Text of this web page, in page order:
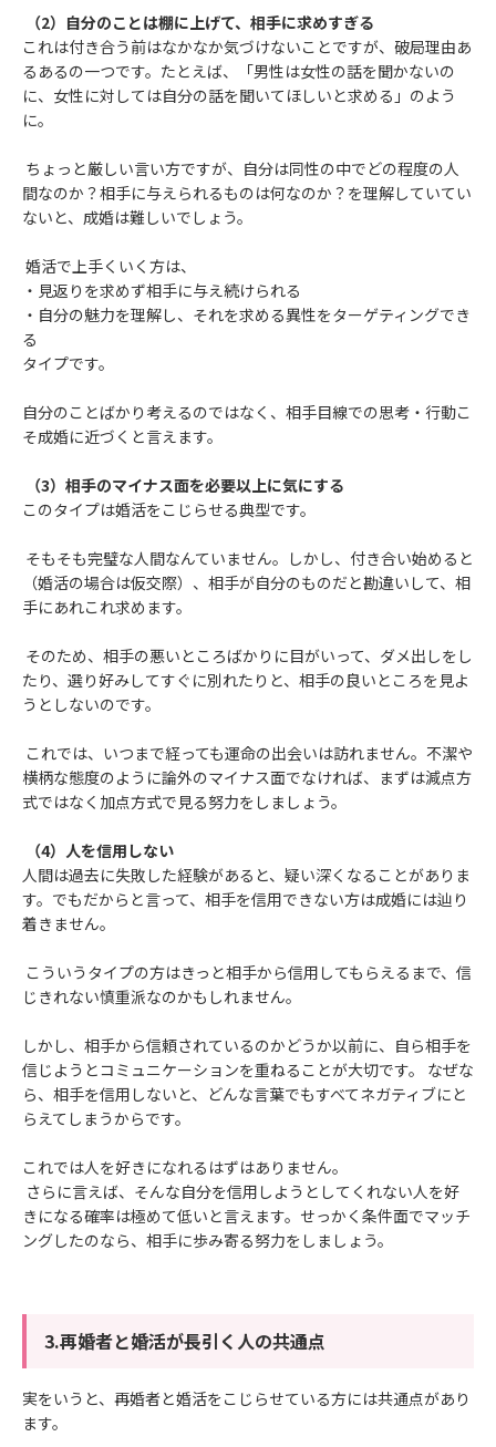
（2）自分のことは棚に上げて、相手に求めすぎる
これは付き合う前はなかなか気づけないことですが、破局理由あ
るあるの一つです。たとえば、「男性は女性の話を聞かないの
に、女性に対しては自分の話を聞いてほしいと求める」のよう
に。
ちょっと厳しい言い方ですが、自分は同性の中でどの程度の人
間なのか？相手に与えられるものは何なのか？を理解していてい
ないと、成婚は難しいでしょう。
婚活で上手くいく方は、
・見返りを求めず相手に与え続けられる
・自分の魅力を理解し、それを求める異性をターゲティングでき
る
タイプです。
自分のことばかり考えるのではなく、相手目線での思考・行動こ
そ成婚に近づくと言えます。
（3）相手のマイナス面を必要以上に気にする
このタイプは婚活をこじらせる典型です。
そもそも完璧な人間なんていません。しかし、付き合い始めると
（婚活の場合は仮交際）、相手が自分のものだと勘違いして、相
手にあれこれ求めます。
そのため、相手の悪いところばかりに目がいって、ダメ出しをし
たり、選り好みしてすぐに別れたりと、相手の良いところを見よ
うとしないのです。
これでは、いつまで経っても運命の出会いは訪れません。不潔や
横柄な態度のように論外のマイナス面でなければ、まずは減点方
式ではなく加点方式で見る努力をしましょう。
（4）人を信用しない
人間は過去に失敗した経験があると、疑い深くなることがありま
す。でもだからと言って、相手を信用できない方は成婚には辿り
着きません。
こういうタイプの方はきっと相手から信用してもらえるまで、信
じきれない慎重派なのかもしれません。
しかし、相手から信頼されているのかどうか以前に、自ら相手を
信じようとコミュニケーションを重ねることが大切です。 なぜな
ら、相手を信用しないと、どんな言葉でもすべてネガティブにと
らえてしまうからです。
これでは人を好きになれるはずはありません。
さらに言えば、そんな自分を信用しようとしてくれない人を好
きになる確率は極めて低いと言えます。せっかく条件面でマッチ
ングしたのなら、相手に歩み寄る努力をしましょう。
3.再婚者と婚活が長引く人の共通点
実をいうと、再婚者と婚活をこじらせている方には共通点があり
ます。